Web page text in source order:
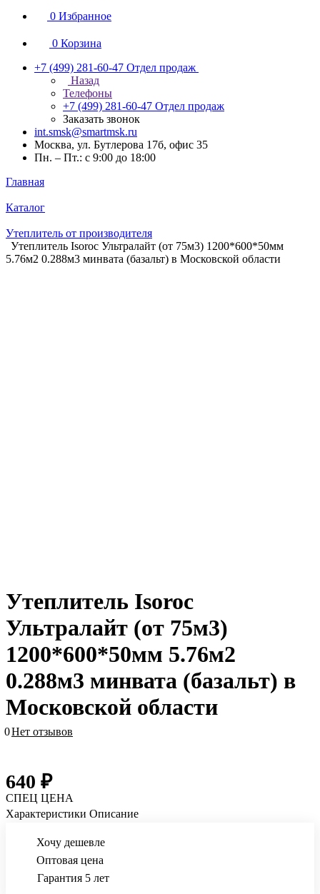
0 Избранное
0 Корзина
+7 (499) 281-60-47 Отдел продаж
Назад
Телефоны
+7 (499) 281-60-47 Отдел продаж
Заказать звонок
int.smsk@smartmsk.ru
Москва, ул. Бутлерова 17б, офис 35
Пн. – Пт.: с 9:00 до 18:00
Главная
Каталог
Утеплитель от производителя
Утеплитель Isoroc Ультралайт (от 75м3) 1200*600*50мм
5.76м2 0.288м3 минвата (базальт) в Московской области
Утеплитель Isoroc
Ультралайт (от 75м3)
1200*600*50мм 5.76м2
0.288м3 минвата (базальт) в
Московской области
0Нет отзывов
640 ₽
СПЕЦ ЦЕНА
Характеристики Описание
Хочу дешевле
Оптовая цена
Гарантия 5 лет